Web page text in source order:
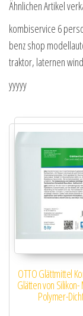
Ähnlichen Artikel
kombiservice 6
benz shop
traktor, laternen
yyyyy
OTTO Glättmittel
Glätten von
Polymer-